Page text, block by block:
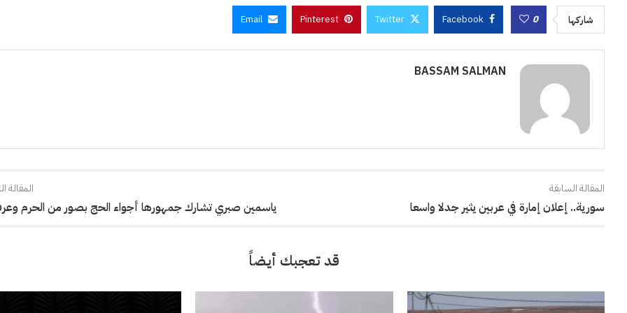
شاركها 0
Facebook
Twitter
Pinterest
Email
BASSAM SALMAN
المقالة السابقة
سورية.. إعلان إمارة في عربين يثير جدلا واسعا
المقالة
ياسمين صبري تشارك جمهورها أجواء الحج بصور من الحرم
قد تعجبك أيضاً